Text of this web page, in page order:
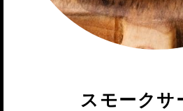
スモークサ